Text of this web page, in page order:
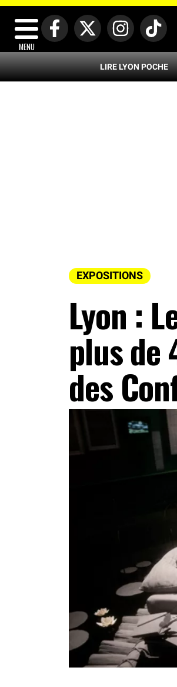
MENU
LIRE LYON POCHE
EXPOSITIONS
Lyon :
plus de
des